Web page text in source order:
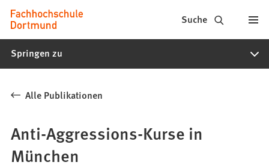
Inhalt anspringen
Fachhochschule
Dortmund
-
Studiengänge,
Bewerbung
Suche
Springen zu
Alle Publikationen
Anti-Aggressions-Kurse in
München